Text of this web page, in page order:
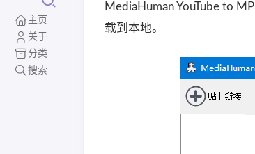
主页
关于
分类
搜索
MediaHuman YouTube to
载到本地。